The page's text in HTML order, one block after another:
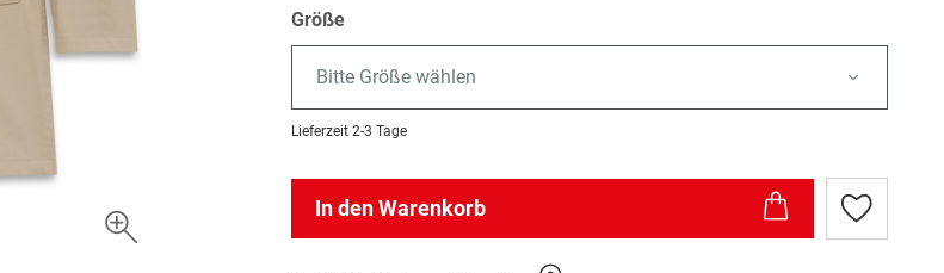
Größe
Bitte Größe wählen
Lieferzeit 2-3 Tage
In den Warenkorb
Zur
Wunschliste